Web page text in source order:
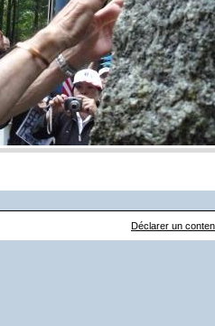
Déclarer un